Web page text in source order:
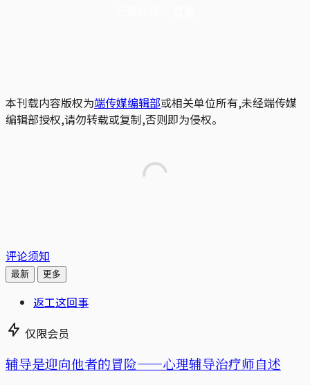
本刊载内容版权为端传媒编辑部或相关单位所有,未经端传媒
编辑部授权,请勿转载或复制,否则即为侵权。
评论须知
最新 更多
返工这回事
仅限会员
辅导是迎向他者的冒险——心理辅导治疗师自述